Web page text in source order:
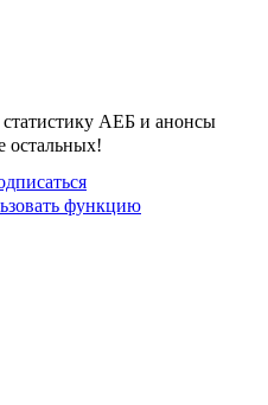
АЕБ и анонсы
остальных!